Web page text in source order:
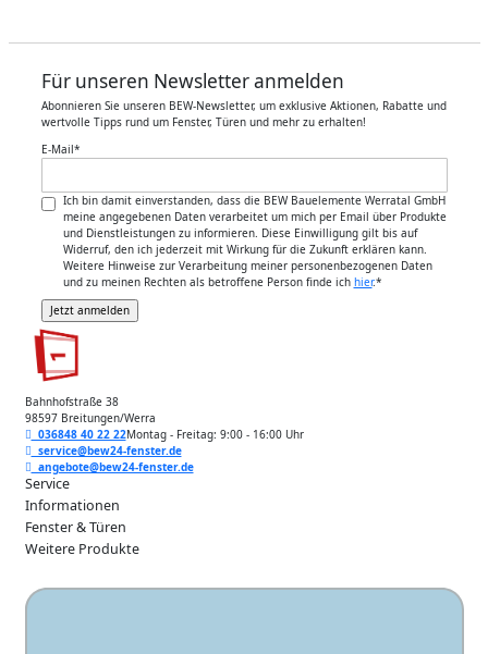
Für unseren Newsletter anmelden
Abonnieren Sie unseren BEW-Newsletter, um exklusive Aktionen, Rabatte und
wertvolle Tipps rund um Fenster, Türen und mehr zu erhalten!
E-Mail*
Ich bin damit einverstanden, dass die BEW Bauelemente Werratal GmbH
meine angegebenen Daten verarbeitet um mich per Email über Produkte
und Dienstleistungen zu informieren. Diese Einwilligung gilt bis auf
Widerruf, den ich jederzeit mit Wirkung für die Zukunft erklären kann.
Weitere Hinweise zur Verarbeitung meiner personenbezogenen Daten
und zu meinen Rechten als betroffene Person finde ich hier.*
Bahnhofstraße 38
98597 Breitungen/Werra
036848 40 22 22Montag - Freitag: 9:00 - 16:00 Uhr
service@bew24-fenster.de
angebote@bew24-fenster.de
Service
Informationen
Fenster & Türen
Weitere Produkte